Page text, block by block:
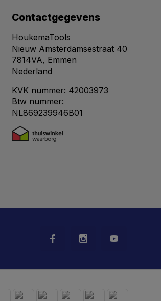
Contactgegevens
HoukemaTools
Nieuw Amsterdamsestraat 40
7814VA, Emmen
Nederland
KVK nummer: 42003973
Btw nummer:
NL869239946B01